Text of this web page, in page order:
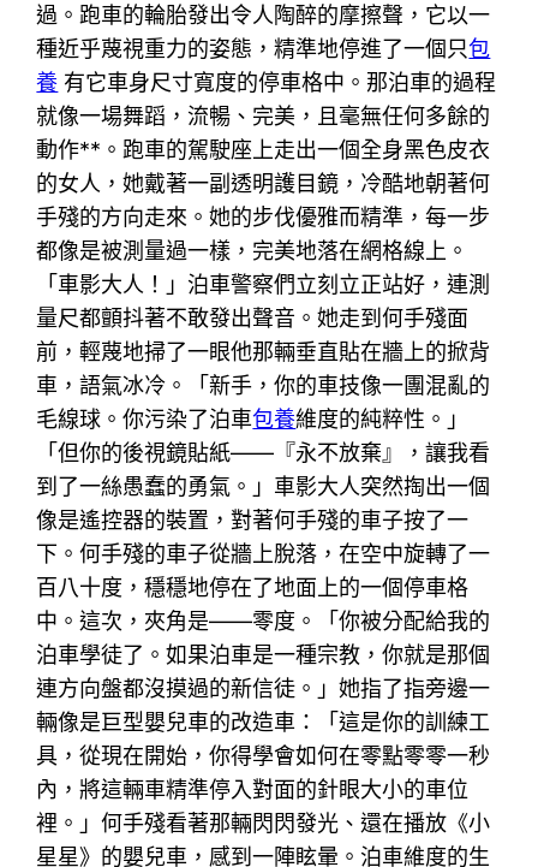
過。跑車的輪胎發出令人陶醉的摩擦聲，它以一
種近乎蔑視重力的姿態，精準地停進了一個只包
養 有它車身尺寸寬度的停車格中。那泊車的過程
就像一場舞蹈，流暢、完美，且毫無任何多餘的
動作**。跑車的駕駛座上走出一個全身黑色皮衣
的女人，她戴著一副透明護目鏡，冷酷地朝著何
手殘的方向走來。她的步伐優雅而精準，每一步
都像是被測量過一樣，完美地落在網格線上。
「車影大人！」泊車警察們立刻立正站好，連測
量尺都顫抖著不敢發出聲音。她走到何手殘面
前，輕蔑地掃了一眼他那輛垂直貼在牆上的掀背
車，語氣冰冷。「新手，你的車技像一團混亂的
毛線球。你污染了泊車包養維度的純粹性。」
「但你的後視鏡貼紙——『永不放棄』，讓我看
到了一絲愚蠢的勇氣。」車影大人突然掏出一個
像是遙控器的裝置，對著何手殘的車子按了一
下。何手殘的車子從牆上脫落，在空中旋轉了一
百八十度，穩穩地停在了地面上的一個停車格
中。這次，夾角是——零度。「你被分配給我的
泊車學徒了。如果泊車是一種宗教，你就是那個
連方向盤都沒摸過的新信徒。」她指了指旁邊一
輛像是巨型嬰兒車的改造車：「這是你的訓練工
具，從現在開始，你得學會如何在零點零零一秒
內，將這輛車精準停入對面的針眼大小的車位
裡。」何手殘看著那輛閃閃發光、還在播放《小
星星》的嬰兒車，感到一陣眩暈。泊車維度的生